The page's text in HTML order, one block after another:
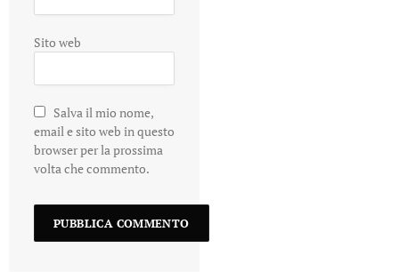
Sito web
Salva il mio nome,
email e sito web in questo
browser per la prossima
volta che commento.